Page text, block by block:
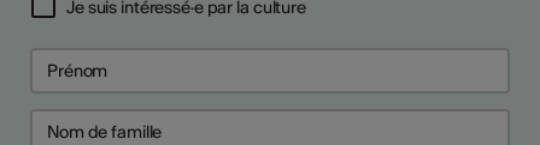
Je suis intéressé·e par la culture